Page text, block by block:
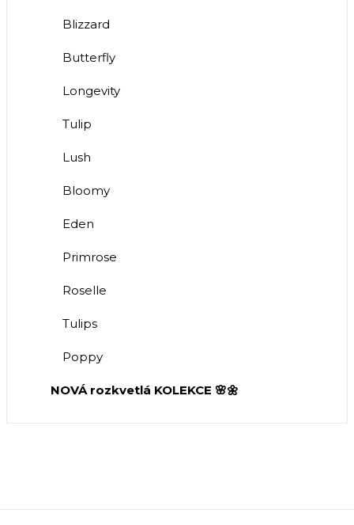
Blizzard
Butterfly
Longevity
Tulip
Lush
Bloomy
Eden
Primrose
Roselle
Tulips
Poppy
NOVÁ rozkvetlá KOLEKCE 🌸🌼